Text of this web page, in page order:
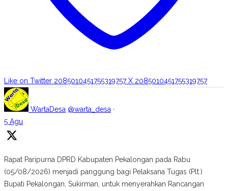
Like on Twitter 2085010451755319757 X 2085010451755319757
WartaDesa @warta_desa ·
5 Agu
Rapat Paripurna DPRD Kabupaten Pekalongan pada Rabu
(05/08/2026) menjadi panggung bagi Pelaksana Tugas (Plt.)
Bupati Pekalongan, Sukirman, untuk menyerahkan Rancangan